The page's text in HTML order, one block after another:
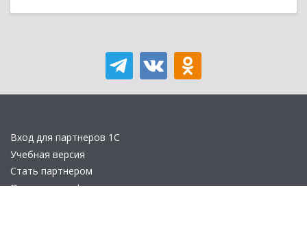
Вход для партнеров 1С
Учебная версия
Стать партнером
Политика конфиденциальности